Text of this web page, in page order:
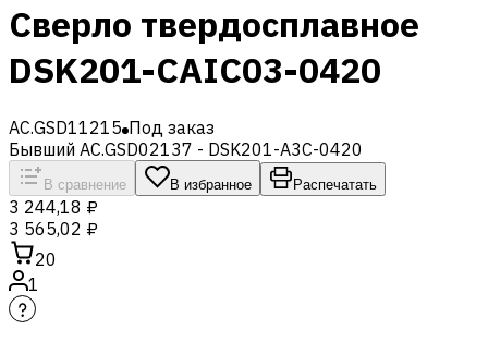
Сверло твердосплавное
DSK201-CAIC03-0420
AC.GSD11215 Под заказ
Бывший AC.GSD02137 - DSK201-A3C-0420
В сравнение В избранное Распечатать
3 244,18 ₽
3 565,02 ₽
20
1